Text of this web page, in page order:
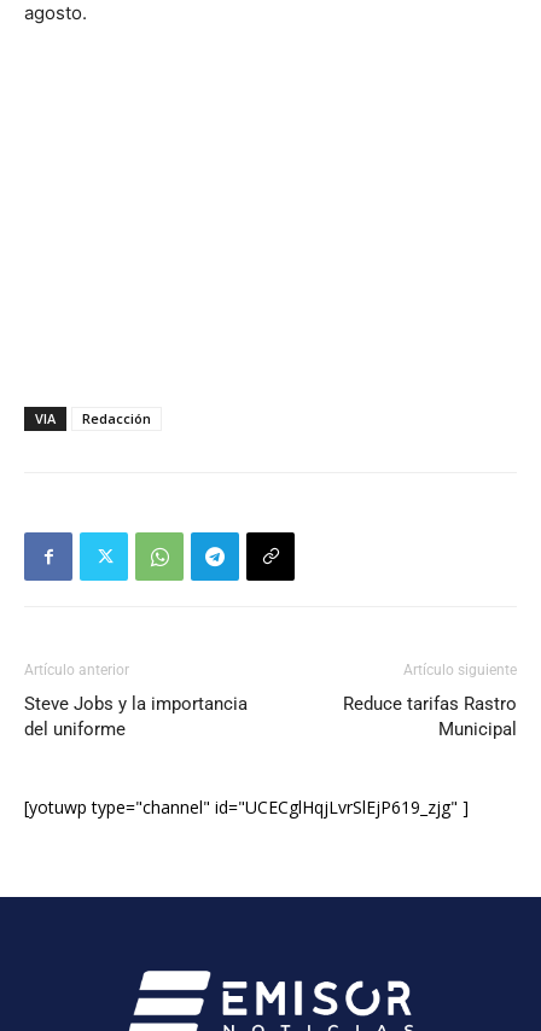
agosto.
VIA Redacción
Artículo anterior
Steve Jobs y la importancia
del uniforme
Artículo siguiente
Reduce tarifas Rastro
Municipal
[yotuwp type="channel" id="UCECglHqjLvrSlEjP619_zjg" ]